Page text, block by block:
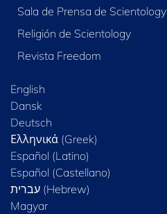
Sala de Prensa de Scientology
Religión de Scientology
Revista Freedom
English
Dansk
Deutsch
Ελληνικά (Greek)
Español (Latino)
Español (Castellano)
Magyar